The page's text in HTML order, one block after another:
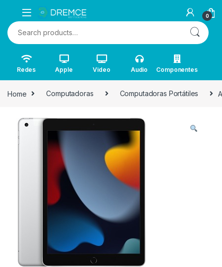
0
Search for:
Redes Apple Video Audio Componentes
Home Computadoras Computadoras Portátiles